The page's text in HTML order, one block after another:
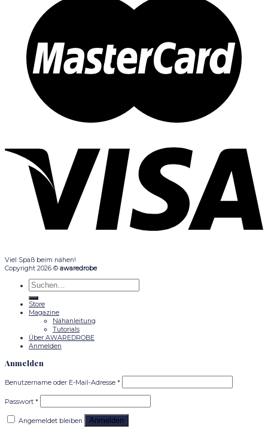
Viel Spaß beim nähen!
Copyright 2026 © awaredrobe
Suche
nach:
Store
Magazine
Nähanleitung
Tutorials
Über AWAREDROBE
Anmelden
Anmelden
Benutzername oder E-Mail-Adresse *
Passwort *
Angemeldet bleiben Anmelden